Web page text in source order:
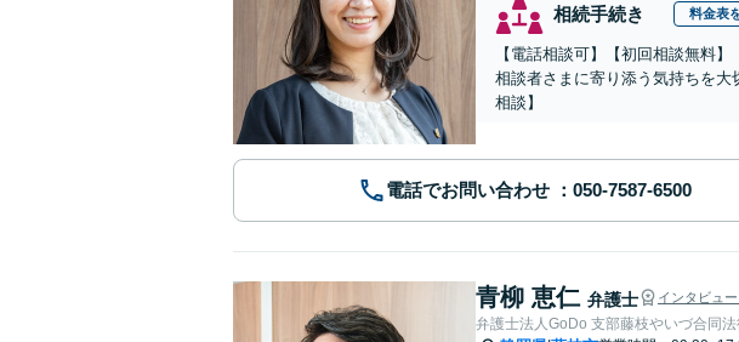
相続手続き 料金表
【電話相談可】【初回相談無料
相談者さまに寄り添う気持ちを
相談】
電話でお問い合わせ
青柳 恵仁 弁護士 インタビュ
弁護士法人GoDo 支部藤枝やいづ合同